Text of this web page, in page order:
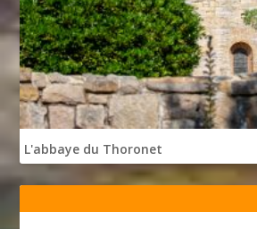
L'abbaye du Thoronet